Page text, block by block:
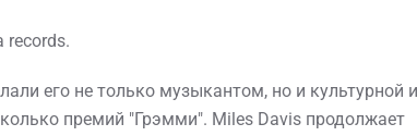
records.
его не только музыкантом, но и культурной
премий "Грэмми". Miles Davis продолжает